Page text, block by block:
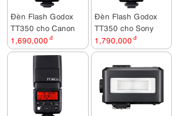
Đèn Flash Godox
TT350 cho Canon
1,690,000 đ
Đèn Flash Godox
TT350 cho Sony
1,790,000 đ